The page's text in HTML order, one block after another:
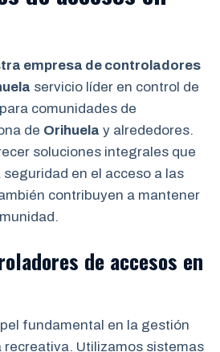
empresa de controladores
servicio líder en control de
comunidades de
de Orihuela y alrededores.
soluciones integrales que
en el acceso a las
contribuyen a mantener
de accesos en
fundamental en la gestión
recreativa. Utilizamos sistemas